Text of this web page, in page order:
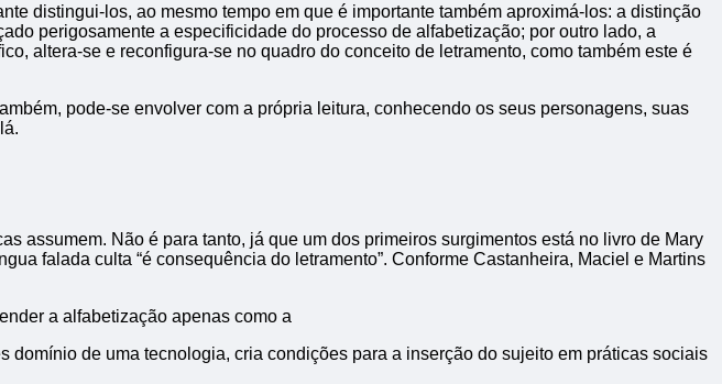
distingui-los, ao mesmo tempo em que é importante também aproximá-los: a distinção
perigosamente a especificidade do processo de alfabetização; por outro lado, a
altera-se e reconfigura-se no quadro do conceito de letramento, como também este é
pode-se envolver com a própria leitura, conhecendo os seus personagens, suas
assumem. Não é para tanto, já que um dos primeiros surgimentos está no livro de Mary
falada culta “é consequência do letramento”. Conforme Castanheira, Maciel e Martins
a alfabetização apenas como a
de uma tecnologia, cria condições para a inserção do sujeito em práticas sociais